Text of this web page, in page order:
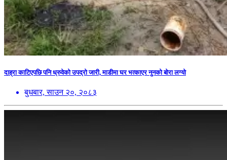
दाह्रा काटिएपछि पनि ध्रुवेको उपद्रो जारी, माडीमा घर भत्काएर नुनको बोरा लग्यो
बुधबार, साउन २०, २०८३